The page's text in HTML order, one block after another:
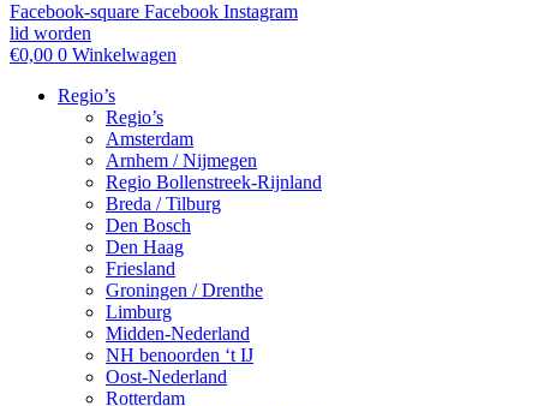
Facebook-square Facebook Instagram
lid worden
€0,00 0 Winkelwagen
Regio’s
Regio’s
Amsterdam
Arnhem / Nijmegen
Regio Bollenstreek-Rijnland
Breda / Tilburg
Den Bosch
Den Haag
Friesland
Groningen / Drenthe
Limburg
Midden-Nederland
NH benoorden ‘t IJ
Oost-Nederland
Rotterdam